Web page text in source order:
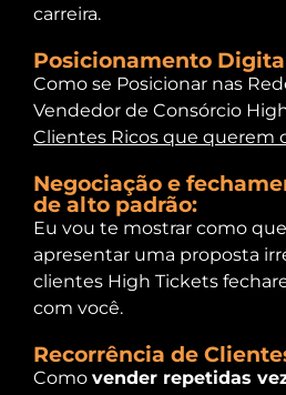
carreira.
Posicionamento
Como se Posicionar nas
Vendedor de Consórcio
Clientes Ricos que querem
Negociação e
de alto padrão:
Eu vou te mostrar como
apresentar uma proposta
clientes High Tickets
com você.
Recorrência de
Como vender repetidas